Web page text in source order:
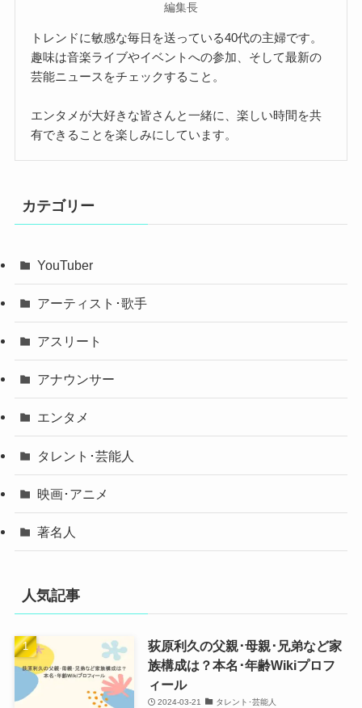
編集長
トレンドに敏感な毎日を送っている40代の主婦です。
趣味は音楽ライブやイベントへの参加、そして最新の
芸能ニュースをチェックすること。
エンタメが大好きな皆さんと一緒に、楽しい時間を共
有できることを楽しみにしています。
カテゴリー
YouTuber
アーティスト･歌手
アスリート
アナウンサー
エンタメ
タレント･芸能人
映画･アニメ
著名人
人気記事
荻原利久の父親･母親･兄弟など家
族構成は？本名･年齢Wikiプロフ
ィール
2024-03-21 タレント･芸能人